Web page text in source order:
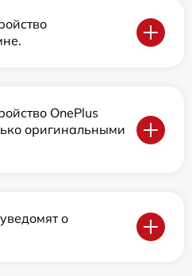
OnePlus
оригинальными
о